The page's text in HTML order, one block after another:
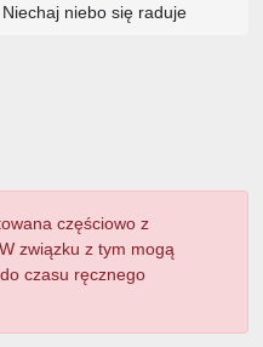
Niechaj niebo się raduje
częściowo z
związku z tym mogą
czasu ręcznego